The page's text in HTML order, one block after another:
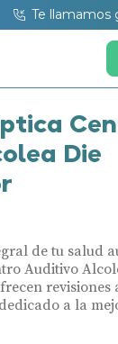
Te llamamos
Die
de tu salud
Auditivo
revisiones
a la